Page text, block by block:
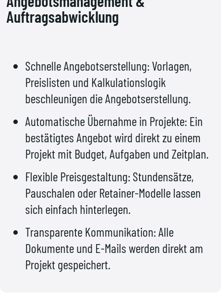
Auftragsabwicklung
Schnelle Angebotserstellung: Vorlagen,
Preislisten und Kalkulationslogik
beschleunigen die Angebotserstellung.
Automatische Übernahme in Projekte: Ein
bestätigtes Angebot wird direkt zu einem
Projekt mit Budget, Aufgaben und Zeitplan.
Flexible Preisgestaltung: Stundensätze,
Pauschalen oder Retainer-Modelle lassen
sich einfach hinterlegen.
Transparente Kommunikation: Alle
Dokumente und E-Mails werden direkt am
Projekt gespeichert.